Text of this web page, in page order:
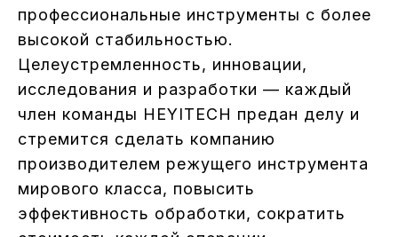
профессиональные инструменты с более
высокой стабильностью.
Целеустремленность, инновации,
исследования и разработки — каждый
член команды HEYITECH предан делу и
стремится сделать компанию
производителем режущего инструмента
мирового класса, повысить
эффективность обработки, сократить